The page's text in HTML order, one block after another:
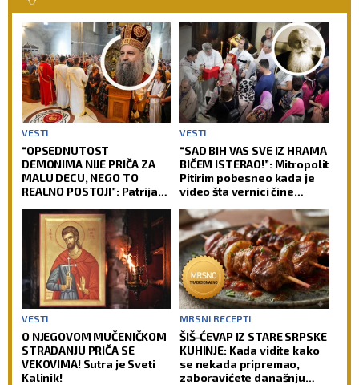
VESTI
“OPSEDNUTOST
DEMONIMA NIJE PRIČA ZA
MALU DECU, NEGO TO
REALNO POSTOJI”: Patrijarh
poruku o nečistim silama
(VIDEO)
VESTI
“SAD BIH VAS SVE IZ HRAMA
BIČEM ISTERAO!”: Mitropolit
Pitirim pobesneo kada je
video šta vernici čine
nikada ne radite
VESTI
O NJEGOVOM MUČENIČKOM
STRADANJU PRIČA SE
VEKOVIMA! Sutra je Sveti
Kalinik!
MRSNI RECEPTI
ŠIŠ-ĆEVAP IZ STARE SRPSKE
KUHINJE: Kada vidite kako
se nekada pripremao,
zaboravićete današnju